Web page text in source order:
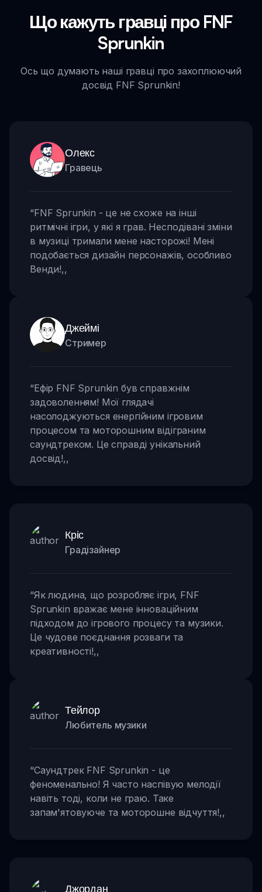
Що кажуть гравці про FNF
Sprunkin
Ось що думають наші гравці про захоплюючий
досвід FNF Sprunkin!
Олекс
Гравець
“FNF Sprunkin - це не схоже на інші
ритмічні ігри, у які я грав. Несподівані зміни
в музиці тримали мене насторожі! Мені
подобається дизайн персонажів, особливо
Венди!,,
Джеймі
Стример
“Ефір FNF Sprunkin був справжнім
задоволенням! Мої глядачі
насолоджуються енергійним ігровим
процесом та моторошним відіграним
саундтреком. Це справді унікальний
досвід!,,
Кріс
Градізайнер
“Як людина, що розробляє ігри, FNF
Sprunkin вражає мене інноваційним
підходом до ігрового процесу та музики.
Це чудове поєднання розваги та
креативності!,,
Тейлор
Любитель музики
“Саундтрек FNF Sprunkin - це
феноменально! Я часто наспівую мелодії
навіть тоді, коли не граю. Таке
запам'ятовуюче та моторошне відчуття!,,
Джордан